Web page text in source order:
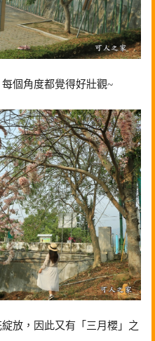
個角度都覺得好壯觀~
放，因此又有「三月櫻」之